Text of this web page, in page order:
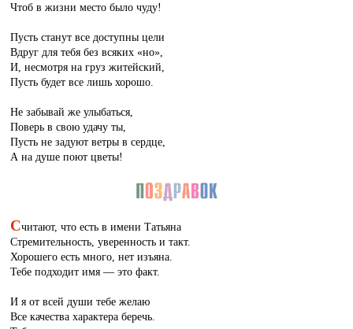
Чтоб в жизни место было чуду!
Пусть станут все доступны цели
Вдруг для тебя без всяких «но»,
И, несмотря на груз житейский,
Пусть будет все лишь хорошо.
Не забывай же улыбаться,
Поверь в свою удачу ты,
Пусть не задуют ветры в сердце,
А на душе поют цветы!
Считают, что есть в имени Татьяна
Стремительность, уверенность и такт.
Хорошего есть много, нет изъяна.
Тебе подходит имя — это факт.
И я от всей души тебе желаю
Все качества характера беречь.